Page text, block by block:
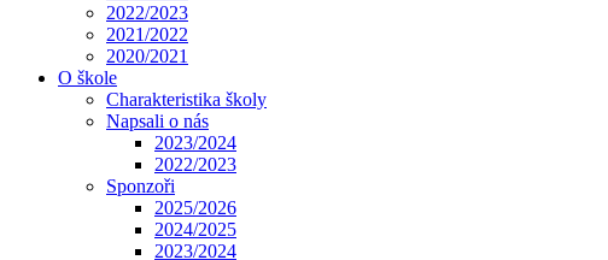
2022/2023
2021/2022
2020/2021
O škole
Charakteristika školy
Napsali o nás
2023/2024
2022/2023
Sponzoři
2025/2026
2024/2025
2023/2024